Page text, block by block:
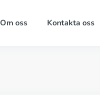
Om oss Kontakta oss